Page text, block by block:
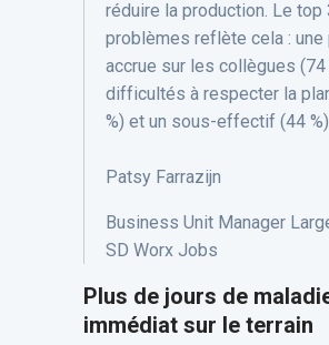
réduire la production. Le top
problèmes reflète cela : une
accrue sur les collègues (74
difficultés à respecter la
%) et un sous-effectif (44
Patsy Farrazijn
Business Unit Manager
SD Worx Jobs
Plus de jours de
immédiat sur le terrain